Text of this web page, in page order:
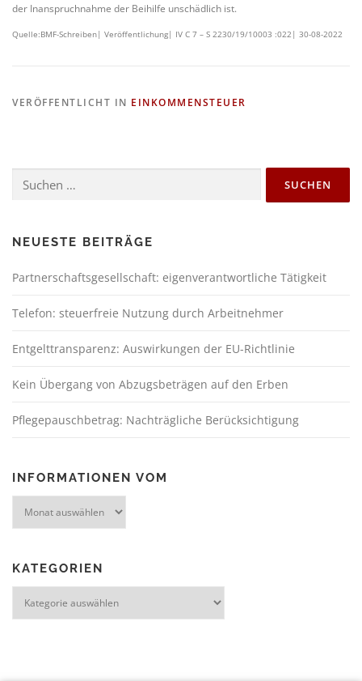
der Inanspruchnahme der Beihilfe unschädlich ist.
Quelle:BMF-Schreiben| Veröffentlichung| IV C 7 – S 2230/19/10003 :022| 30-08-2022
VERÖFFENTLICHT IN EINKOMMENSTEUER
NEUESTE BEITRÄGE
Partnerschaftsgesellschaft: eigenverantwortliche Tätigkeit
Telefon: steuerfreie Nutzung durch Arbeitnehmer
Entgelttransparenz: Auswirkungen der EU-Richtlinie
Kein Übergang von Abzugsbeträgen auf den Erben
Pflegepauschbetrag: Nachträgliche Berücksichtigung
INFORMATIONEN VOM
KATEGORIEN